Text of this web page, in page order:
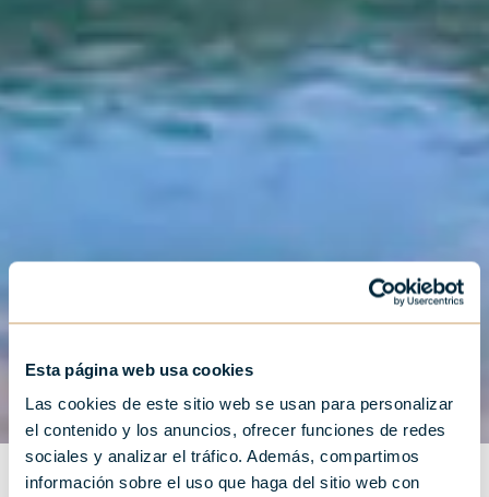
Esta página web usa cookies
Las cookies de este sitio web se usan para personalizar
el contenido y los anuncios, ofrecer funciones de redes
sociales y analizar el tráfico. Además, compartimos
información sobre el uso que haga del sitio web con